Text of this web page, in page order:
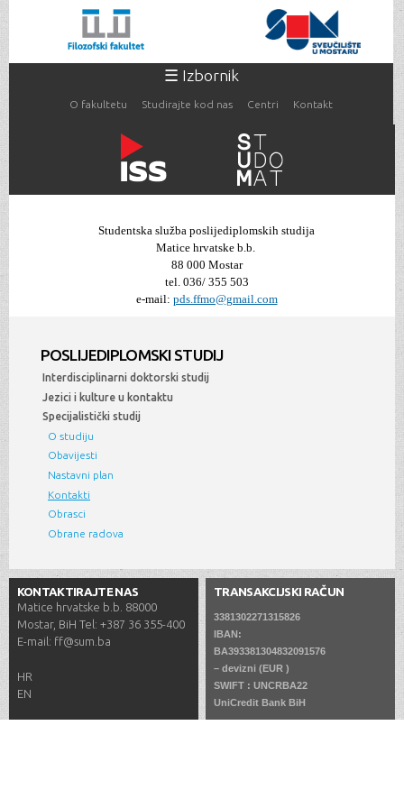
sadržaj
☰ Izbornik
O fakultetu Studirajte kod nas Centri Kontakt
Studentska služba poslijediplomskih studija
Matice hrvatske b.b.
88 000 Mostar
tel. 036/ 355 503
e-mail: pds.ffmo@gmail.com
POSLIJEDIPLOMSKI STUDIJ
Interdisciplinarni doktorski studij
Jezici i kulture u kontaktu
Specijalistički studij
O studiju
Obavijesti
Nastavni plan
Kontakti
Obrasci
Obrane radova
KONTAKTIRAJTE NAS
Matice hrvatske b.b. 88000
Mostar, BiH Tel: +387 36 355-400
E-mail: ff@sum.ba
HR
EN
TRANSAKCIJSKI RAČUN
3381302271315826
IBAN:
BA393381304832091576
– devizni (EUR )
SWIFT : UNCRBA22
UniCredit Bank BiH